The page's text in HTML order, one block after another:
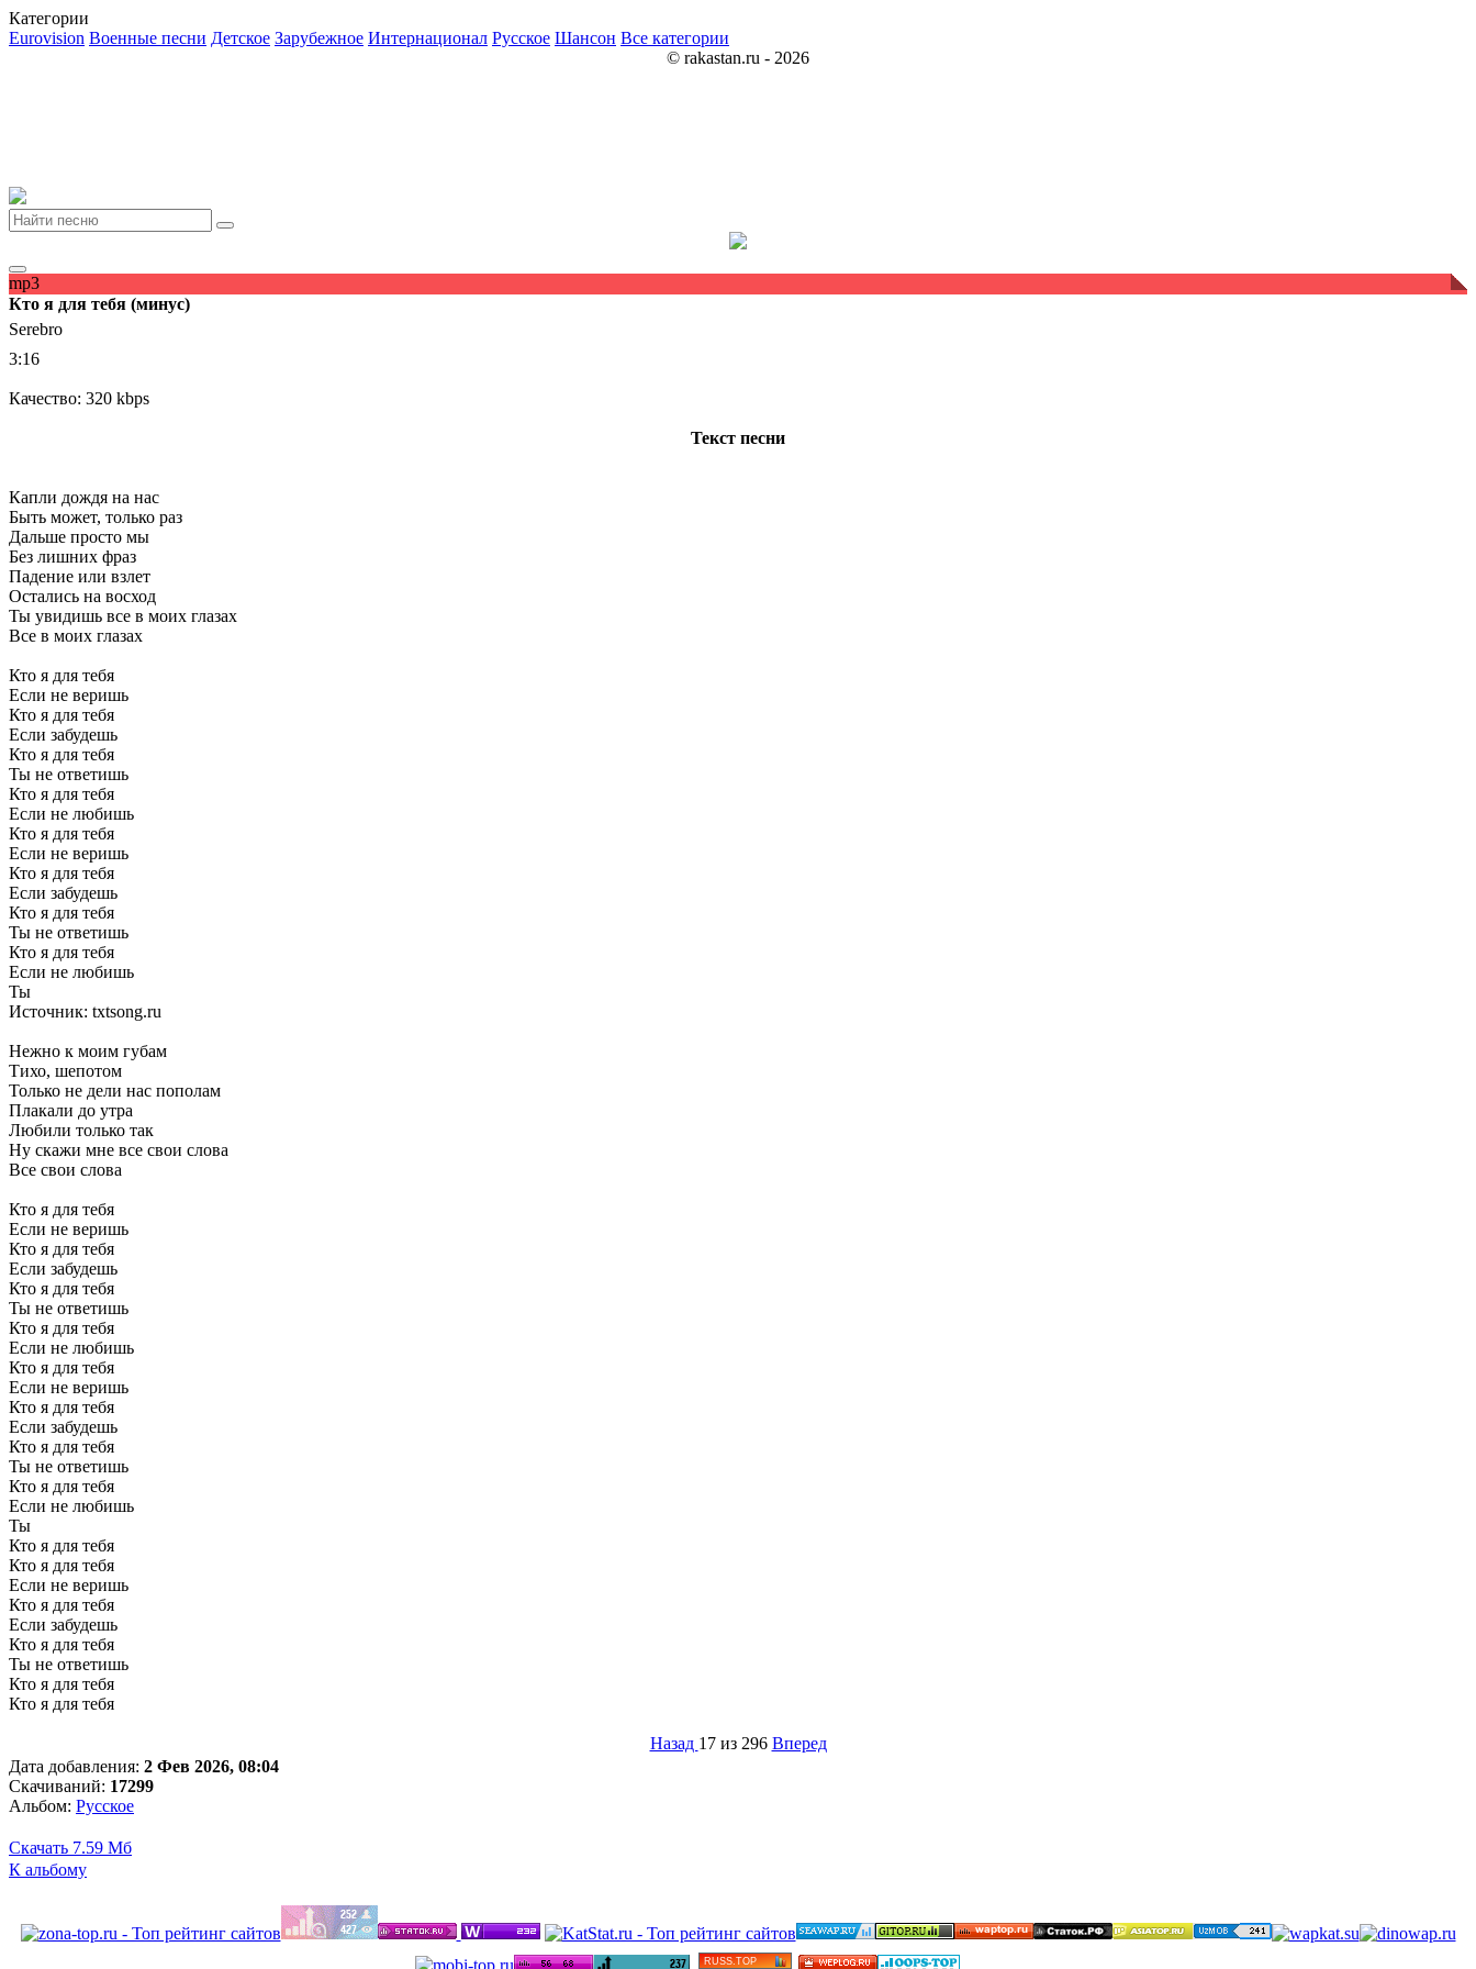
Категории
Eurovision Военные песни Детское Зарубежное Интернационал Русское Шансон Все категории
© rakastan.ru - 2026
mp3
Кто я для тебя (минус)
Serebro
3:16
Качество: 320 kbps
Текст песни
Капли дождя на нас
Быть может, только раз
Дальше просто мы
Без лишних фраз
Падение или взлет
Остались на восход
Ты увидишь все в моих глазах
Все в моих глазах
Кто я для тебя
Если не веришь
Кто я для тебя
Если забудешь
Кто я для тебя
Ты не ответишь
Кто я для тебя
Если не любишь
Кто я для тебя
Если не веришь
Кто я для тебя
Если забудешь
Кто я для тебя
Ты не ответишь
Кто я для тебя
Если не любишь
Ты
Источник: txtsong.ru
Нежно к моим губам
Тихо, шепотом
Только не дели нас пополам
Плакали до утра
Любили только так
Ну скажи мне все свои слова
Все свои слова
Кто я для тебя
Если не веришь
Кто я для тебя
Если забудешь
Кто я для тебя
Ты не ответишь
Кто я для тебя
Если не любишь
Кто я для тебя
Если не веришь
Кто я для тебя
Если забудешь
Кто я для тебя
Ты не ответишь
Кто я для тебя
Если не любишь
Ты
Кто я для тебя
Кто я для тебя
Если не веришь
Кто я для тебя
Если забудешь
Кто я для тебя
Ты не ответишь
Кто я для тебя
Кто я для тебя
Назад 17 из 296 Вперед
Дата добавления: 2 Фев 2026, 08:04
Скачиваний: 17299
Альбом: Русское
Скачать 7.59 Мб
К альбому